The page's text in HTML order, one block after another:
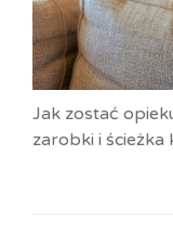
Jak zostać
zarobki i